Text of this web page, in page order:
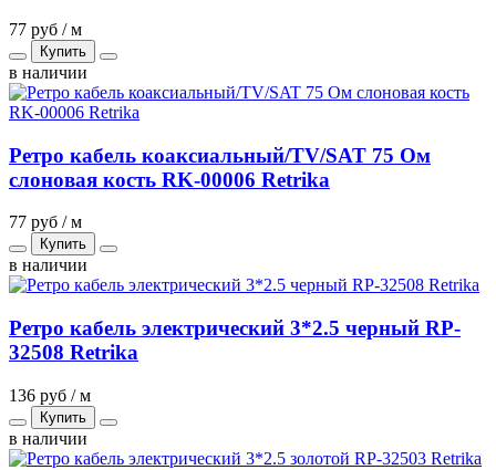
77 руб / м
Купить
в наличии
Ретро кабель коаксиальный/TV/SAT 75 Ом
слоновая кость RK-00006 Retrika
77 руб / м
Купить
в наличии
Ретро кабель электрический 3*2.5 черный RP-
32508 Retrika
136 руб / м
Купить
в наличии